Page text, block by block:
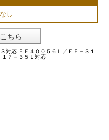
し
ちら
対応 ＥＦ４００５６Ｌ／ＥＦ－Ｓ１
１７－３５Ｌ対応